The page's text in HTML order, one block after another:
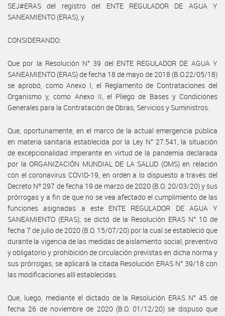
SEJ#ERAS del registro del ENTE REGULADOR DE AGUA Y
SANEAMIENTO (ERAS), y
CONSIDERANDO:
Que por la Resolución N° 39 del ENTE REGULADOR DE AGUA Y
SANEAMIENTO (ERAS) de fecha 18 de mayo de 2018 (B.O.22/05/18)
se aprobó, como Anexo I, el Reglamento de Contrataciones del
Organismo y, como Anexo II, el Pliego de Bases y Condiciones
Generales para la Contratación de Obras, Servicios y Suministros.
Que, oportunamente, en el marco de la actual emergencia pública
en materia sanitaria establecida por la Ley N° 27.541, la situación
de excepcionalidad imperante en virtud de la pandemia declarada
por la ORGANIZACIÓN MUNDIAL DE LA SALUD (OMS) en relación
con el coronavirus COVID-19, en orden a lo dispuesto a través del
Decreto Nº 297 de fecha 19 de marzo de 2020 (B.O. 20/03/20) y sus
prórrogas y a fin de que no se vea afectado el cumplimiento de las
funciones asignadas a este ENTE REGULADOR DE AGUA Y
SANEAMIENTO (ERAS); se dictó de la Resolución ERAS N° 10 de
fecha 7 de julio de 2020 (B.O. 15/07/20) por la cual se estableció que
durante la vigencia de las medidas de aislamiento social, preventivo
y obligatorio y prohibición de circulación previstas en dicha norma y
sus prórrogas, se aplicará la citada Resolución ERAS N° 39/18 con
las modificaciones allí establecidas.
Que, luego, mediante el dictado de la Resolución ERAS N° 45 de
fecha 26 de noviembre de 2020 (B.O. 01/12/20) se dispuso que